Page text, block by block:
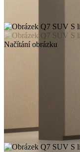
Načítání obrázku